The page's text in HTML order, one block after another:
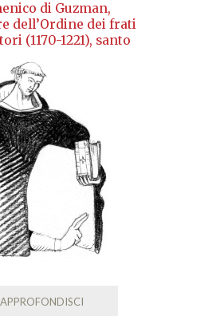
di Guzman,
dell’Ordine dei frati
(1170-1221), santo
APPROFONDISCI